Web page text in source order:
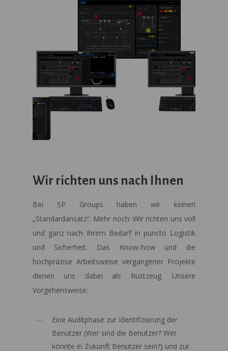
Wir richten uns nach Ihnen
Bei SP Groups haben wir keinen
„Standardansatz“. Mehr noch: Wir richten uns voll
und ganz nach Ihrem Bedarf in puncto Logistik
und Sicherheit. Das Know-how und die
hochpräzise Arbeitsweise vergangener Projekte
dienen uns dabei als Rüstzeug. Unsere
Vorgehensweise:
Eine Auditphase zur Identifizierung der
Benutzer (Wer sind die Benutzer? Wer
könnte in Zukunft Benutzer sein?) und zur